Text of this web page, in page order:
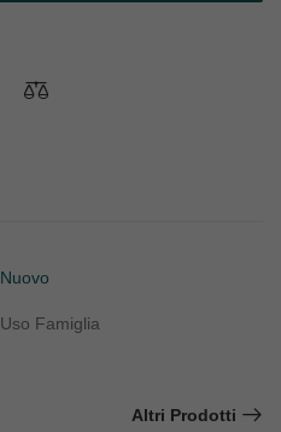
Nuovo
Uso Famiglia
Altri Prodotti